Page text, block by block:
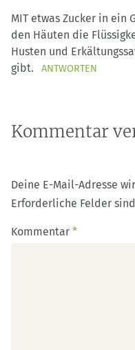
MIT etwas Zucker in ein
den Häuten die
Husten und
gibt.
ANTWORTEN
Kommentar
Deine E-Mail-Adresse
Erforderliche Felder
Kommentar *